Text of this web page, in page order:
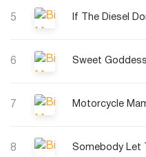
5 If The Diesel
6 Sweet
7 Motorcycle
8 Somebody Let